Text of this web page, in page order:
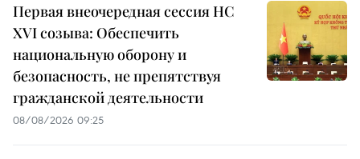
Первая внеочередная сессия НС
XVI созыва: Обеспечить
национальную оборону и
безопасность, не препятствуя
гражданской деятельности
08/08/2026 09:25